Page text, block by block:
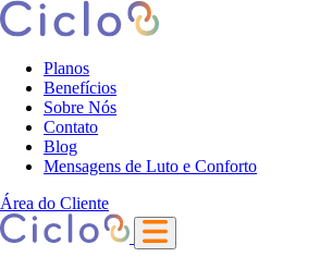
Planos
Benefícios
Sobre Nós
Contato
Blog
Mensagens de Luto e Conforto
Área do Cliente